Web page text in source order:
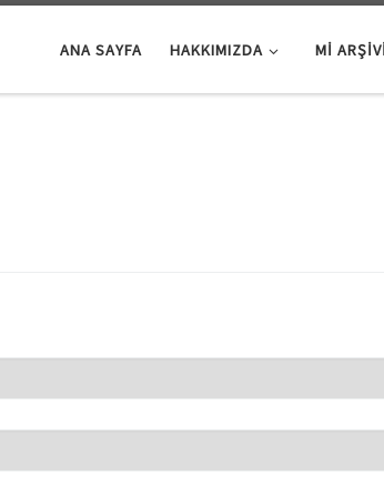
ANA SAYFA HAKKIMIZDA Mİ